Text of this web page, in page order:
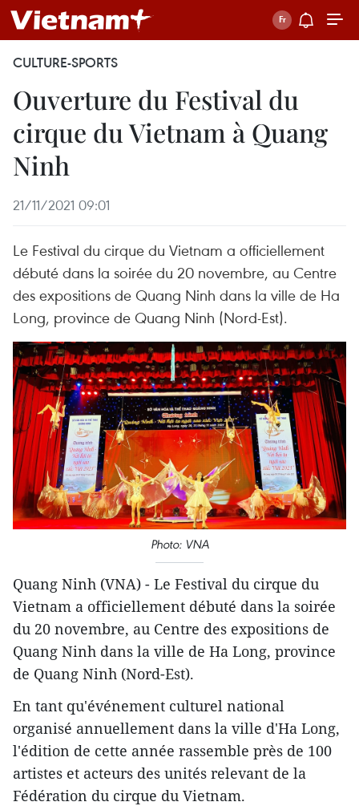
CULTURE-SPORTS
Ouverture du Festival du
cirque du Vietnam à Quang
Ninh
21/11/2021 09:01
Le Festival du cirque du Vietnam a officiellement
débuté dans la soirée du 20 novembre, au Centre
des expositions de Quang Ninh dans la ville de Ha
Long, province de Quang Ninh (Nord-Est).
Photo: VNA
Quang Ninh (VNA) - Le Festival du cirque du
Vietnam a officiellement débuté dans la soirée
du 20 novembre, au Centre des expositions de
Quang Ninh dans la ville de Ha Long, province
de Quang Ninh (Nord-Est).
En tant qu'événement culturel national
organisé annuellement dans la ville d'Ha Long,
l'édition de cette année rassemble près de 100
artistes et acteurs des unités relevant de la
Fédération du cirque du Vietnam.